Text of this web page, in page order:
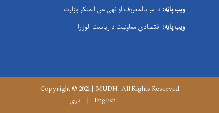
ویب پاڼه: د امر بالمعروف او نهې عن المنکر وزارت
ویب پاڼه: اقتصادي معاونیت د ریاست الوزرا
Copyright © 2021 | MUDH. All Rights Reserved
English
دری